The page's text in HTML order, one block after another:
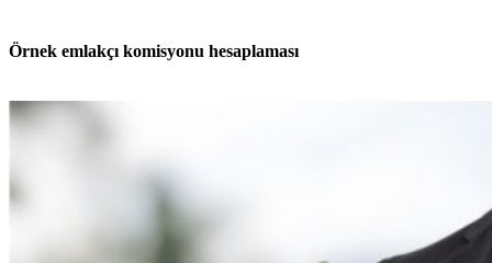
Örnek emlakçı komisyonu hesaplaması